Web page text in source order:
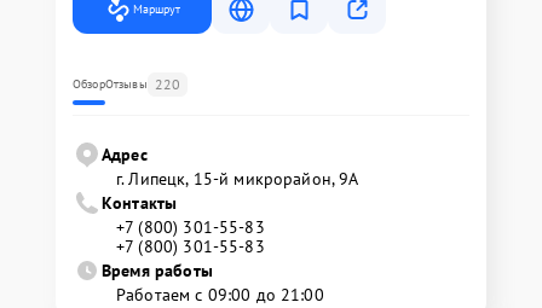
Маршрут
ОбзорОтзывы 220
Адрес
г. Липецк, 15-й микрорайон, 9А
Контакты
+7 (800) 301-55-83
+7 (800) 301-55-83
Время работы
Работаем с 09:00 до 21:00